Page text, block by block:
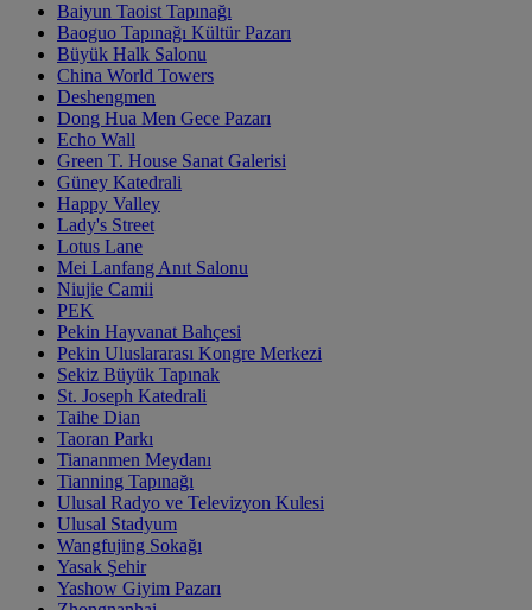
Baiyun Taoist Tapınağı
Baoguo Tapınağı Kültür Pazarı
Büyük Halk Salonu
China World Towers
Deshengmen
Dong Hua Men Gece Pazarı
Echo Wall
Green T. House Sanat Galerisi
Güney Katedrali
Happy Valley
Lady's Street
Lotus Lane
Mei Lanfang Anıt Salonu
Niujie Camii
PEK
Pekin Hayvanat Bahçesi
Pekin Uluslararası Kongre Merkezi
Sekiz Büyük Tapınak
St. Joseph Katedrali
Taihe Dian
Taoran Parkı
Tiananmen Meydanı
Tianning Tapınağı
Ulusal Radyo ve Televizyon Kulesi
Ulusal Stadyum
Wangfujing Sokağı
Yasak Şehir
Yashow Giyim Pazarı